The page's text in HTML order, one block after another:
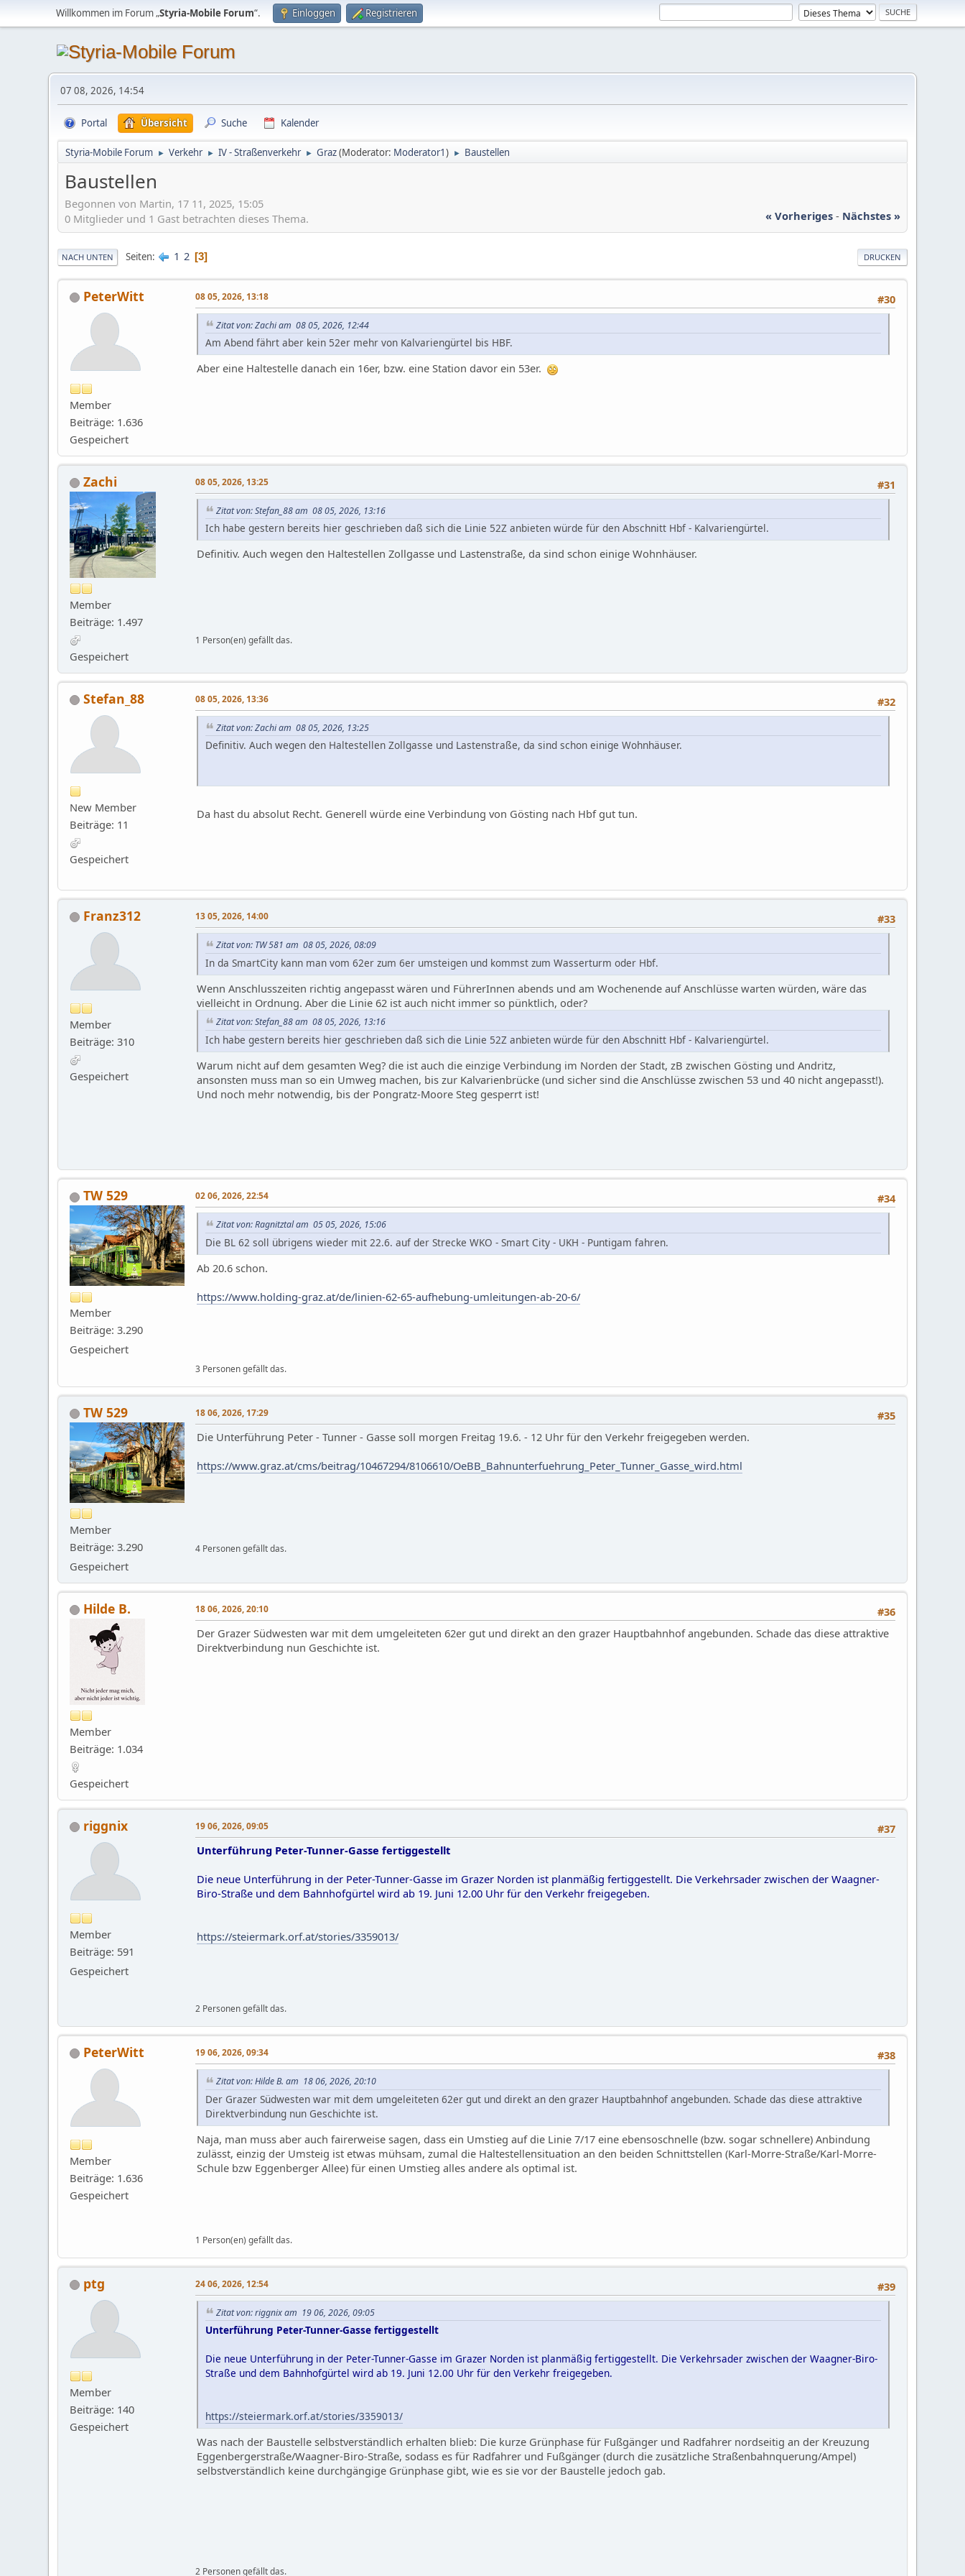
Willkommen im Forum „Styria-Mobile Forum“. Einloggen Registrieren
07 08, 2026, 14:54
Portal Übersicht Suche Kalender
Styria-Mobile Forum ► Verkehr ► IV - Straßenverkehr ► Graz(Moderator: Moderator1) ► Baustellen
Baustellen
Begonnen von Martin, 17 11, 2025, 15:05
« Vorheriges- Nächstes »
0 Mitglieder und 1 Gast betrachten dieses Thema.
DRUCKEN
NACH UNTEN Seiten 1 2 3
PeterWitt
Member
Beiträge: 1.636
Gespeichert
#30
08 05, 2026, 13:18
Zitat von: Zachi am 08 05, 2026, 12:44
Am Abend fährt aber kein 52er mehr von Kalvariengürtel bis HBF.
Aber eine Haltestelle danach ein 16er, bzw. eine Station davor ein 53er.
Zachi
Member
Beiträge: 1.497
Gespeichert
#31
08 05, 2026, 13:25
Zitat von: Stefan_88 am 08 05, 2026, 13:16
Ich habe gestern bereits hier geschrieben daß sich die Linie 52Z anbieten würde für den Abschnitt Hbf - Kalvariengürtel.
Definitiv. Auch wegen den Haltestellen Zollgasse und Lastenstraße, da sind schon einige Wohnhäuser.
1 Person(en) gefällt das.
Stefan_88
New Member
Beiträge: 11
Gespeichert
#32
08 05, 2026, 13:36
Zitat von: Zachi am 08 05, 2026, 13:25
Definitiv. Auch wegen den Haltestellen Zollgasse und Lastenstraße, da sind schon einige Wohnhäuser.
Da hast du absolut Recht. Generell würde eine Verbindung von Gösting nach Hbf gut tun.
Franz312
Member
Beiträge: 310
Gespeichert
#33
13 05, 2026, 14:00
Zitat von: TW 581 am 08 05, 2026, 08:09
In da SmartCity kann man vom 62er zum 6er umsteigen und kommst zum Wasserturm oder Hbf.
Wenn Anschlusszeiten richtig angepasst wären und FührerInnen abends und am Wochenende auf Anschlüsse warten würden, wäre das
vielleicht in Ordnung. Aber die Linie 62 ist auch nicht immer so pünktlich, oder?
Zitat von: Stefan_88 am 08 05, 2026, 13:16
Ich habe gestern bereits hier geschrieben daß sich die Linie 52Z anbieten würde für den Abschnitt Hbf - Kalvariengürtel.
Warum nicht auf dem gesamten Weg? die ist auch die einzige Verbindung im Norden der Stadt, zB zwischen Gösting und Andritz,
ansonsten muss man so ein Umweg machen, bis zur Kalvarienbrücke (und sicher sind die Anschlüsse zwischen 53 und 40 nicht angepasst!).
Und noch mehr notwendig, bis der Pongratz-Moore Steg gesperrt ist!
TW 529
Member
Beiträge: 3.290
Gespeichert
#34
02 06, 2026, 22:54
Zitat von: Ragnitztal am 05 05, 2026, 15:06
Die BL 62 soll übrigens wieder mit 22.6. auf der Strecke WKO - Smart City - UKH - Puntigam fahren.
Ab 20.6 schon.
https://www.holding-graz.at/de/linien-62-65-aufhebung-umleitungen-ab-20-6/
3 Personen gefällt das.
TW 529
Member
Beiträge: 3.290
Gespeichert
#35
18 06, 2026, 17:29
Die Unterführung Peter - Tunner - Gasse soll morgen Freitag 19.6. - 12 Uhr für den Verkehr freigegeben werden.
https://www.graz.at/cms/beitrag/10467294/8106610/OeBB_Bahnunterfuehrung_Peter_Tunner_Gasse_wird.html
4 Personen gefällt das.
Hilde B.
Member
Beiträge: 1.034
Gespeichert
#36
18 06, 2026, 20:10
Der Grazer Südwesten war mit dem umgeleiteten 62er gut und direkt an den grazer Hauptbahnhof angebunden. Schade das diese attraktive
Direktverbindung nun Geschichte ist.
riggnix
Member
Beiträge: 591
Gespeichert
#37
19 06, 2026, 09:05
Unterführung Peter-Tunner-Gasse fertiggestellt
Die neue Unterführung in der Peter-Tunner-Gasse im Grazer Norden ist planmäßig fertiggestellt. Die Verkehrsader zwischen der Waagner-
Biro-Straße und dem Bahnhofgürtel wird ab 19. Juni 12.00 Uhr für den Verkehr freigegeben.
https://steiermark.orf.at/stories/3359013/
2 Personen gefällt das.
PeterWitt
Member
Beiträge: 1.636
Gespeichert
#38
19 06, 2026, 09:34
Zitat von: Hilde B. am 18 06, 2026, 20:10
Der Grazer Südwesten war mit dem umgeleiteten 62er gut und direkt an den grazer Hauptbahnhof angebunden. Schade das diese attraktive
Direktverbindung nun Geschichte ist.
Naja, man muss aber auch fairerweise sagen, dass ein Umstieg auf die Linie 7/17 eine ebensoschnelle (bzw. sogar schnellere) Anbindung
zulässt, einzig der Umsteig ist etwas mühsam, zumal die Haltestellensituation an den beiden Schnittstellen (Karl-Morre-Straße/Karl-Morre-
Schule bzw Eggenberger Allee) für einen Umstieg alles andere als optimal ist.
1 Person(en) gefällt das.
ptg
Member
Beiträge: 140
Gespeichert
#39
24 06, 2026, 12:54
Zitat von: riggnix am 19 06, 2026, 09:05
Unterführung Peter-Tunner-Gasse fertiggestellt
Die neue Unterführung in der Peter-Tunner-Gasse im Grazer Norden ist planmäßig fertiggestellt. Die Verkehrsader zwischen der Waagner-Biro-
Straße und dem Bahnhofgürtel wird ab 19. Juni 12.00 Uhr für den Verkehr freigegeben.
https://steiermark.orf.at/stories/3359013/
Was nach der Baustelle selbstverständlich erhalten blieb: Die kurze Grünphase für Fußgänger und Radfahrer nordseitig an der Kreuzung
Eggenbergerstraße/Waagner-Biro-Straße, sodass es für Radfahrer und Fußgänger (durch die zusätzliche Straßenbahnquerung/Ampel)
selbstverständlich keine durchgängige Grünphase gibt, wie es sie vor der Baustelle jedoch gab.
2 Personen gefällt das.